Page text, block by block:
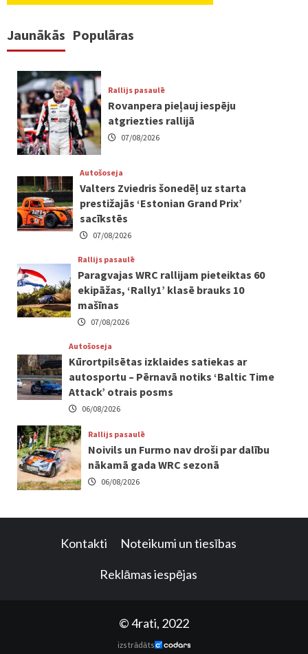
Jaunākās Populāras
Rallijs pasaulē
Rovanpera pieļauj iespēju
atgriezties rallijā
07/08/2026
Autošoseja
Valters Zviedris šonedēļ uz starta
prestižajās ‘Estonian Grand Prix’
sacīkstēs
07/08/2026
Rallijs pasaulē
Paragvajas WRC rallijam pieteiktas 60
ekipāžas, ‘Rally1’ klasē brauks 10
mašīnas
07/08/2026
Autošoseja
Kūrortpilsētas izklaides satiekas ar
autosportu – Pērnavā notiks ‘Baltic Time
Attack’ otrais posms
06/08/2026
Rallijs pasaulē
Noivils un Furmo nav droši par dalību
nākamā gada WRC sezonā
06/08/2026
Kontakti Noteikumi un tiesības
Reklāmas iespējas
© 4rati, 2022
izstrādāts